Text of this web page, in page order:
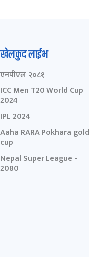
खेलकुद लाईभ
एनपीएल २०८१
ICC Men T20 World Cup
2024
IPL 2024
Aaha RARA Pokhara gold
cup
Nepal Super League -
2080